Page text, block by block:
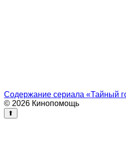
Содержание сериала «Тайный
© 2026 Кинопомощь